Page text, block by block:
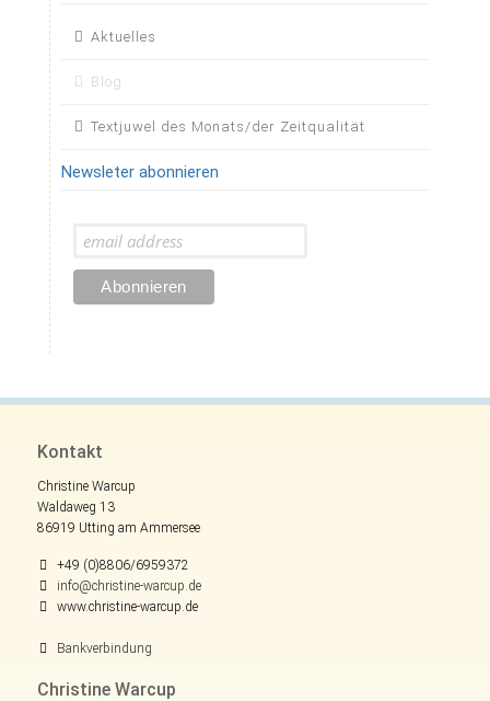
Navigation
Aktuelles
Blog
Textjuwel des Monats/der Zeitqualität
Newsleter abonnieren
Kontakt
Christine Warcup
Waldaweg 13
86919 Utting am Ammersee
+49 (0)8806/6959372
info@christine-warcup.de
www.christine-warcup.de
Bankverbindung
Christine Warcup